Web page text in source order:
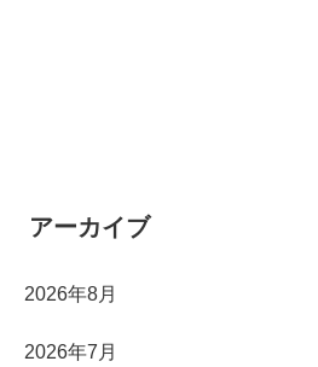
アーカイブ
2026年8月
2026年7月